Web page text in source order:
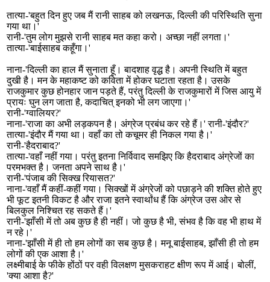
तात्या-'बहुत दिन हुए जब मैं रानी साहब को लखनऊ, दिल्ली की परिस्थिति सुना
गया था।'
रानी-'तुम लोग मुझसे रानी साहब मत कहा करो। अच्छा नहीं लगता।'
तात्या-'बाईसाहब कहूँगा।'
नाना-'दिल्ली का हाल मैं सुनाता हूँ। बादशाह वृद्ध है। अपनी स्थिति में बहुत
दुखी है। मन के महाकष्ट को कविता में होकर घटाता रहता है। उसके
राजकुमार कुछ होनहार जान पड़ते हैं, परंतु दिल्ली के राजकुमारों में जिस आयु में
प्रायः घुन लग जाता है, कदाचित् इनको भी लग जाएगा।'
रानी-'ग्वालियर?'
नाना-'राजा का अभी लड़कपन है। अंग्रेज प्रबंध कर रहे हैं।' रानी-'इंदौर?'
तात्या-'इंदौर मैं गया था। वहाँ का तो कचूमर ही निकल गया है।'
रानी-'हैदराबाद?'
तात्या-'वहाँ नहीं गया। परंतु इतना निर्विवाद समझिए कि हैदराबाद अंग्रेजों का
परमभक्त है। जनता अपने साथ है।'
रानी-'पंजाब की सिक्ख रियासत?'
नाना-'वहाँ मैं कहीं-कहीं गया। सिक्खों में अंग्रेजों को पछाड़ने की शक्ति होते हुए
भी फूट इतनी विकट है और राजा इतने स्वार्थांध हैं कि अंग्रेज उस ओर से
बिलकुल निश्चित रह सकते हैं।'
रानी-'झाँसी में तो अब कुछ है ही नहीं। जो कुछ है भी, संभव है कि वह भी हाथ में
न रहे।'
नाना-'झाँसी में ही तो हम लोगों का सब कुछ है। मनू बाईसाहब, झाँसी ही तो हम
लोगों की एक आशा है।'
लक्ष्मीबाई के फीके होंठों पर वही विलक्षण मुसकराहट क्षीण रूप में आई। बोलीं,
'क्या आशा है?'